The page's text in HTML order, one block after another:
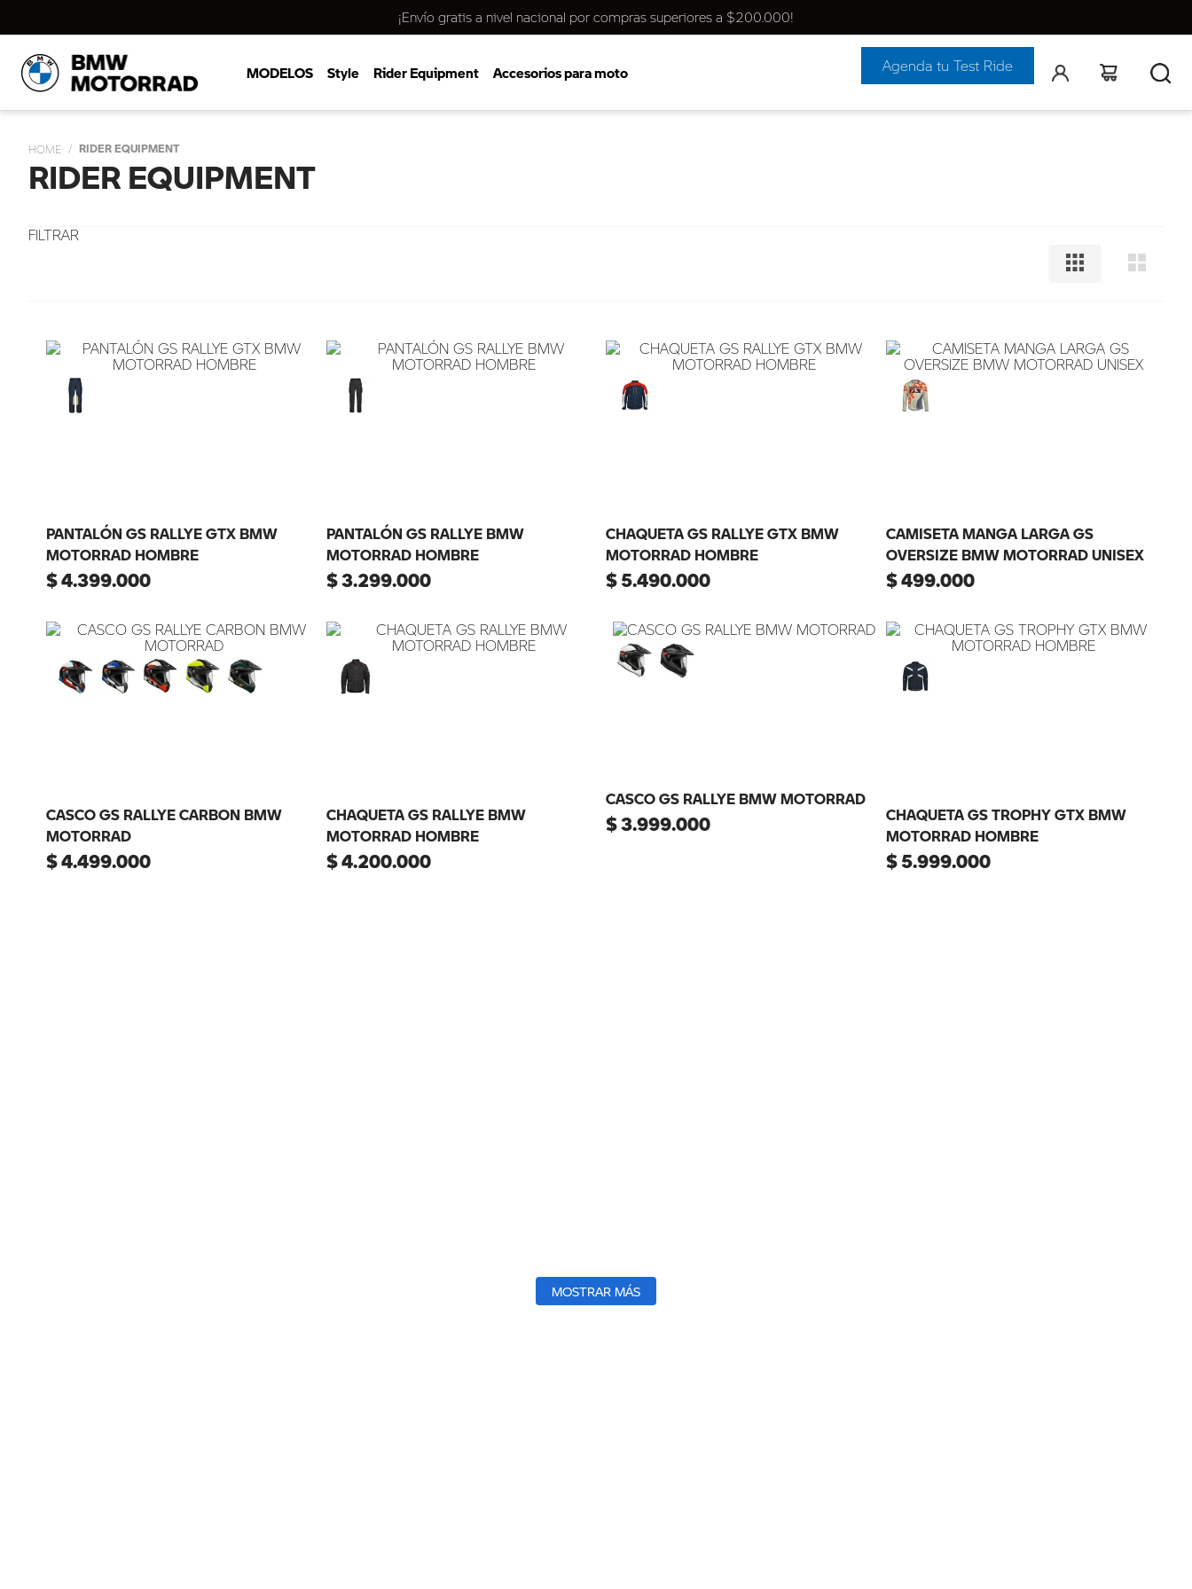
¡Envío gratis a nivel nacional por compras superiores a $200.000!
MODELOS Style Rider Equipment Accesorios para moto Agenda tu Test Ride
RIDER EQUIPMENT
RIDER EQUIPMENT
PANTALÓN GS RALLYE GTX BMW
MOTORRAD HOMBRE
$4.399.000
PANTALÓN GS RALLYE BMW
MOTORRAD HOMBRE
$3.299.000
CHAQUETA GS RALLYE GTX BMW
MOTORRAD HOMBRE
$5.490.000
CAMISETA MANGA LARGA GS
OVERSIZE BMW MOTORRAD UNISEX
$499.000
CASCO GS RALLYE CARBON BMW
MOTORRAD
$4.499.000
CHAQUETA GS RALLYE BMW
MOTORRAD HOMBRE
$4.200.000
CASCO GS RALLYE BMW MOTORRAD
$3.999.000
CHAQUETA GS TROPHY GTX BMW
MOTORRAD HOMBRE
$5.999.000
MOSTRAR MÁS